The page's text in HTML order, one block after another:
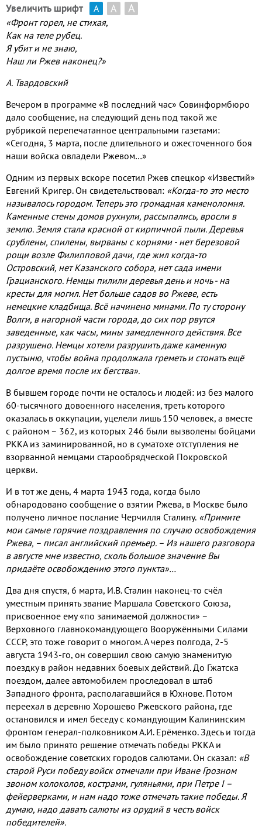
Увеличить шрифт А А А
«Фронт горел, не стихая,
Как на теле рубец.
Я убит и не знаю,
Наш ли Ржев наконец?»
А. Твардовский
Вечером в программе «В последний час» Совинформбюро
дало сообщение, на следующий день под такой же
рубрикой перепечатанное центральными газетами:
«Сегодня, 3 марта, после длительного и ожесточенного боя
наши войска овладели Ржевом…»
Одним из первых вскоре посетил Ржев спецкор «Известий»
Евгений Кригер. Он свидетельствовал: «Когда-то это место
называлось городом. Теперь это громадная каменоломня.
Каменные стены домов рухнули, рассыпались, вросли в
землю. Земля стала красной от кирпичной пыли. Деревья
срублены, спилены, вырваны с корнями - нет березовой
рощи возле Филипповой дачи, где жил когда-то
Островский, нет Казанского собора, нет сада имени
Грацианского. Немцы пилили деревья день и ночь - на
кресты для могил. Нет больше садов во Ржеве, есть
немецкие кладбища. Всё начинено минами. По ту сторону
Волги, в нагорной части города, до сих пор рвутся
заведенные, как часы, мины замедленного действия. Все
разрушено. Немцы хотели разрушить даже каменную
пустыню, чтобы война продолжала греметь и стонать ещё
долгое время после их бегства».
В бывшем городе почти не осталось и людей: из без малого
60-тысячного довоенного населения, треть которого
оказалась в оккупации, уцелели лишь 150 человек, а вместе
с районом – 362, из которых 246 были вызволены бойцами
РККА из заминированной, но в суматохе отступления не
взорванной немцами старообрядческой Покровской
церкви.
И в тот же день, 4 марта 1943 года, когда было
обнародовано сообщение о взятии Ржева, в Москве было
получено личное послание Черчилля Сталину. «Примите
мои самые горячие поздравления по случаю освобождения
Ржева, – писал английский премьер. – Из нашего разговора
в августе мне известно, сколь большое значение Вы
придаёте освобождению этого пункта»…
Два дня спустя, 6 марта, И.В. Сталин наконец-то счёл
уместным принять звание Маршала Советского Союза,
присвоенное ему «по занимаемой должности» –
Верховного главнокомандующего Вооружёнными Силами
СССР, это тоже говорит о многом. А через полгода, 2-5
августа 1943-го, он совершил свою самую знаменитую
поездку в район недавних боевых действий. До Гжатска
поездом, далее автомобилем проследовал в штаб
Западного фронта, располагавшийся в Юхнове. Потом
переехал в деревню Хорошево Ржевского района, где
остановился и имел беседу с командующим Калининским
фронтом генерал-полковником А.И. Ерёменко. Здесь и тогда
им было принято решение отмечать победы РККА и
освобождение советских городов салютами. Он сказал: «В
старой Руси победу войск отмечали при Иване Грозном
звоном колоколов, кострами, гуляньями, при Петре I –
фейерверками, и нам надо тоже отмечать такие победы. Я
думаю, надо давать салюты из орудий в честь войск
победителей».